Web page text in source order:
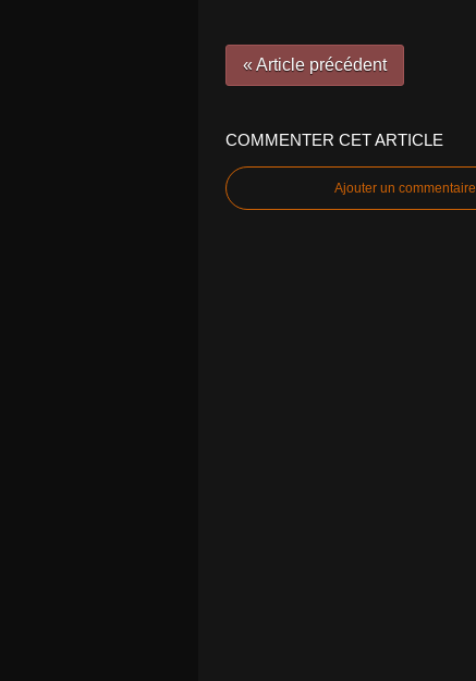
« Article précédent
COMMENTER CET ARTICLE
Ajouter un commentaire